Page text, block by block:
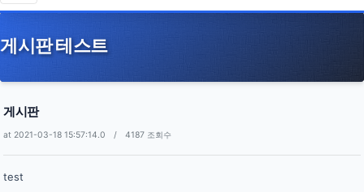
게시판 테스트
게시판
at 2021-03-18 15:57:14.0 / 4187 조회수
test